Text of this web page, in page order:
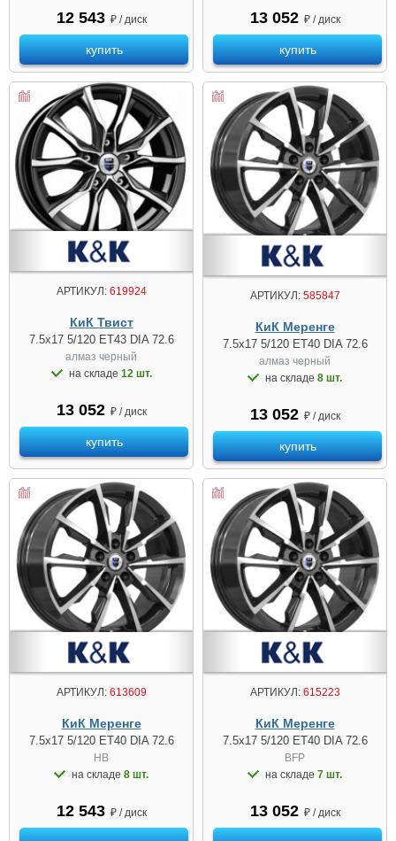
12 543 ₽ / диск
купить
13 052 ₽ / диск
купить
АРТИКУЛ:619924
КиК Твист
7.5x17 5/120 ET43 DIA 72.6
алмаз черный
на складе 12 шт.
13 052 ₽ / диск
купить
АРТИКУЛ:585847
КиК Меренге
7.5x17 5/120 ET40 DIA 72.6
алмаз чeрный
на складе 8 шт.
13 052 ₽ / диск
купить
АРТИКУЛ:613609
КиК Меренге
7.5x17 5/120 ET40 DIA 72.6
HB
на складе 8 шт.
12 543 ₽ / диск
АРТИКУЛ:615223
КиК Меренге
7.5x17 5/120 ET40 DIA 72.6
BFP
на складе 7 шт.
13 052 ₽ / диск